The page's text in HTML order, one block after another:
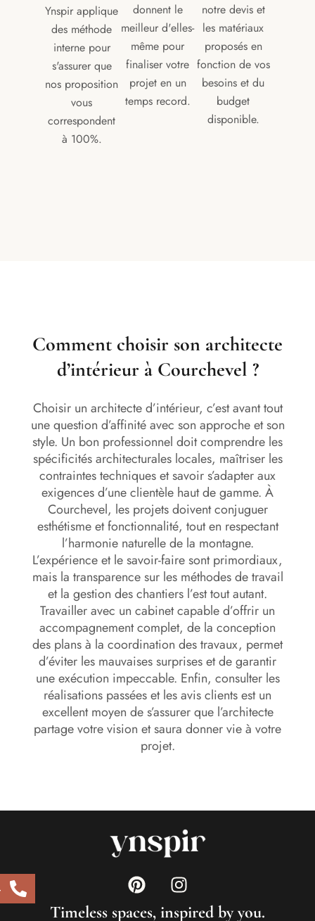
Ynspir applique
des méthode
interne pour
s'assurer que
nos proposition
vous
correspondent
à 100%.
donnent le
meilleur d'elles-
même pour
finaliser votre
projet en un
temps record.
notre devis et
les matériaux
proposés en
fonction de vos
besoins et du
budget
disponible.
Comment choisir son architecte
d’intérieur à Courchevel ?
Choisir un architecte d’intérieur, c’est avant tout
une question d’affinité avec son approche et son
style. Un bon professionnel doit comprendre les
spécificités architecturales locales, maîtriser les
contraintes techniques et savoir s’adapter aux
exigences d’une clientèle haut de gamme. À
Courchevel, les projets doivent conjuguer
esthétisme et fonctionnalité, tout en respectant
l’harmonie naturelle de la montagne.
L’expérience et le savoir-faire sont primordiaux,
mais la transparence sur les méthodes de travail
et la gestion des chantiers l’est tout autant.
Travailler avec un cabinet capable d’offrir un
accompagnement complet, de la conception
des plans à la coordination des travaux, permet
d’éviter les mauvaises surprises et de garantir
une exécution impeccable. Enfin, consulter les
réalisations passées et les avis clients est un
excellent moyen de s’assurer que l’architecte
partage votre vision et saura donner vie à votre
projet.
Timeless spaces, inspired by you.